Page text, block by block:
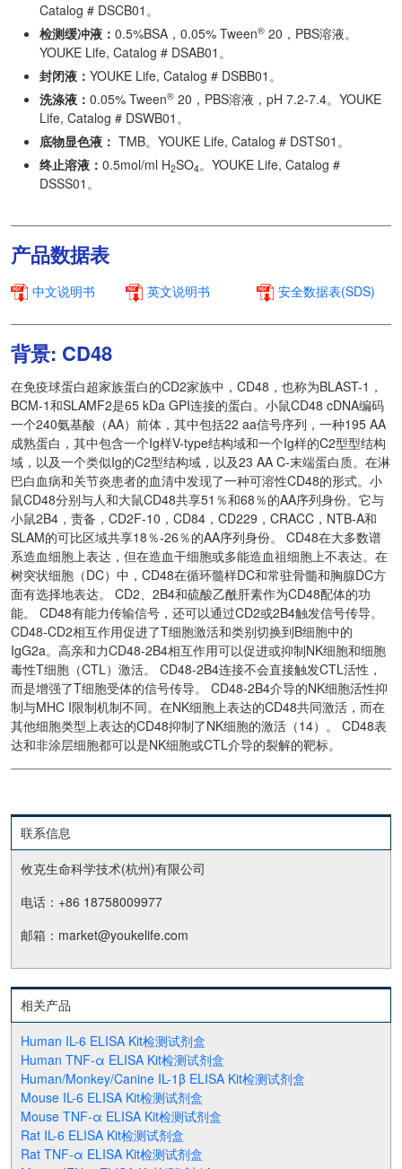
Catalog # DSCB01。
检测缓冲液： 0.5%BSA，0.05% Tween® 20，PBS溶液。
YOUKE Life, Catalog # DSAB01。
封闭液： YOUKE Life, Catalog # DSBB01。
洗涤液： 0.05% Tween® 20，PBS溶液，pH 7.2-7.4。YOUKE
Life, Catalog # DSWB01。
底物显色液： TMB。YOUKE Life, Catalog # DSTS01。
终止溶液： 0.5mol/ml H2SO4。YOUKE Life, Catalog #
DSSS01。
产品数据表
中文说明书 英文说明书 安全数据表(SDS)
背景: CD48
在免疫球蛋白超家族蛋白的CD2家族中，CD48，也称为BLAST-1，
BCM-1和SLAMF2是65 kDa GPI连接的蛋白。小鼠CD48 cDNA编码
一个240氨基酸（AA）前体，其中包括22 aa信号序列，一种195 AA
成熟蛋白，其中包含一个Ig样V-type结构域和一个Ig样的C2型型结构
域，以及一个类似Ig的C2型结构域，以及23 AA C-末端蛋白质。在淋
巴白血病和关节炎患者的血清中发现了一种可溶性CD48的形式。小
鼠CD48分别与人和大鼠CD48共享51％和68％的AA序列身份。它与
小鼠2B4，责备，CD2F-10，CD84，CD229，CRACC，NTB-A和
SLAM的可比区域共享18％-26％的AA序列身份。 CD48在大多数谱
系造血细胞上表达，但在造血干细胞或多能造血祖细胞上不表达。在
树突状细胞（DC）中，CD48在循环髓样DC和常驻骨髓和胸腺DC方
面有选择地表达。 CD2、2B4和硫酸乙酰肝素作为CD48配体的功
能。 CD48有能力传输信号，还可以通过CD2或2B4触发信号传导。
CD48-CD2相互作用促进了T细胞激活和类别切换到B细胞中的
IgG2a。高亲和力CD48-2B4相互作用可以促进或抑制NK细胞和细胞
毒性T细胞（CTL）激活。 CD48-2B4连接不会直接触发CTL活性，
而是增强了T细胞受体的信号传导。 CD48-2B4介导的NK细胞活性抑
制与MHC I限制机制不同。在NK细胞上表达的CD48共同激活，而在
其他细胞类型上表达的CD48抑制了NK细胞的激活（14）。 CD48表
达和非涂层细胞都可以是NK细胞或CTL介导的裂解的靶标。
联系信息
攸克生命科学技术(杭州)有限公司
电话：+86 18758009977
邮箱：market@youkelife.com
相关产品
Human IL-6 ELISA Kit检测试剂盒
Human TNF-α ELISA Kit检测试剂盒
Human/Monkey/Canine IL-1β ELISA Kit检测试剂盒
Mouse IL-6 ELISA Kit检测试剂盒
Mouse TNF-α ELISA Kit检测试剂盒
Rat IL-6 ELISA Kit检测试剂盒
Rat TNF-α ELISA Kit检测试剂盒